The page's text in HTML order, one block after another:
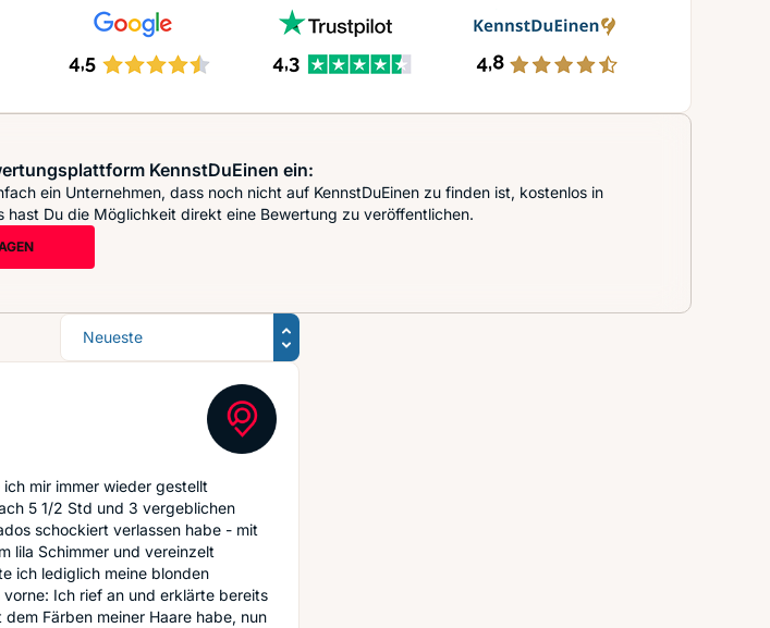
KennstDuEinen ein:
ein Unternehmen, dass noch nicht auf KennstDuEinen zu finden ist, kostenlos in
hast Du die Möglichkeit direkt eine Bewertung zu veröffentlichen.
Sortierung
mir immer wieder gestellt
5 1/2 Std und 3 vergeblichen
schockiert verlassen habe - mit
lila Schimmer und vereinzelt
ich lediglich meine blonden
Ich rief an und erklärte bereits
Färben meiner Haare habe, nun